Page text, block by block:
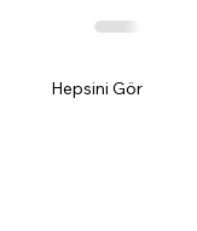
Hepsini Gör